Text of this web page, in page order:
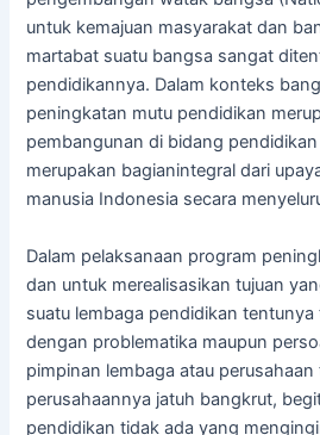
untuk kemajuan masyarakat dan
martabat suatu bangsa sangat
pendidikannya. Dalam konteks
peningkatan mutu pendidikan
pembangunan di bidang
merupakan bagianintegral dari
manusia Indonesia secara
Dalam pelaksanaan program
dan untuk merealisasikan tujuan
suatu lembaga pendidikan tentunya
dengan problematika maupun
pimpinan lembaga atau
perusahaannya jatuh bangkrut,
pendidikan tidak ada yang